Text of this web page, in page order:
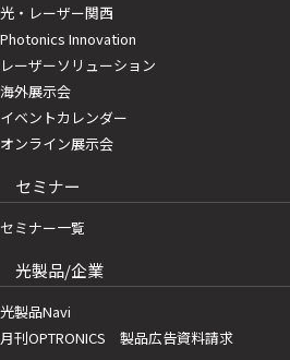
光・レーザー関西
Photonics Innovation
レーザーソリューション
海外展示会
イベントカレンダー
オンライン展示会
セミナー
セミナー一覧
光製品/企業
光製品Navi
月刊OPTRONICS 製品広告資料請求